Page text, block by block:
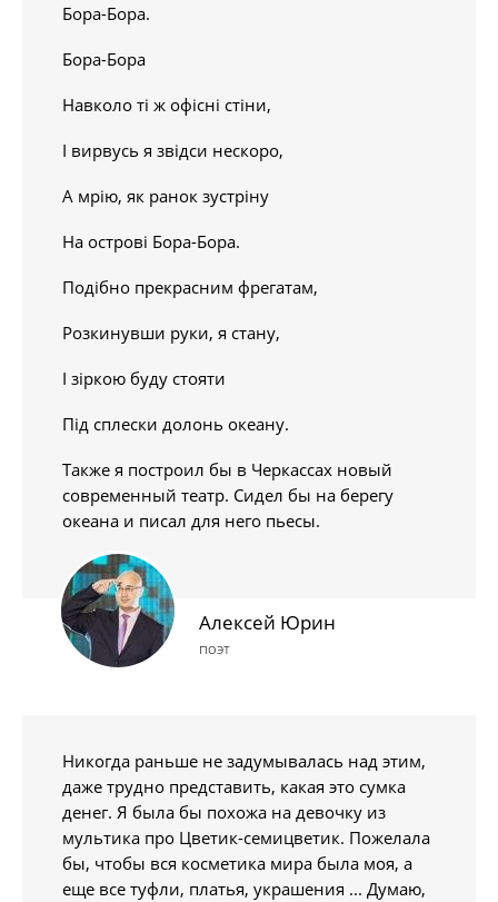
Бора-Бора.
Бора-Бора
Навколо ті ж офісні стіни,
І вирвусь я звідси нескоро,
А мрію, як ранок зустріну
На острові Бора-Бора.
Подібно прекрасним фрегатам,
Розкинувши руки, я стану,
І зіркою буду стояти
Під сплески долонь океану.
Также я построил бы в Черкассах новый
современный театр. Сидел бы на берегу
океана и писал для него пьесы.
Алексей Юрин
поэт
Никогда раньше не задумывалась над этим,
даже трудно представить, какая это сумка
денег. Я была бы похожа на девочку из
мультика про Цветик-семицветик. Пожелала
бы, чтобы вся косметика мира была моя, а
еще все туфли, платья, украшения ... Думаю,